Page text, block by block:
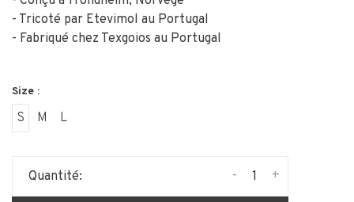
- Tricoté par Etevimol au Portugal
- Fabriqué chez Texgoios au Portugal
Size :
S M L
Quantité: +
-